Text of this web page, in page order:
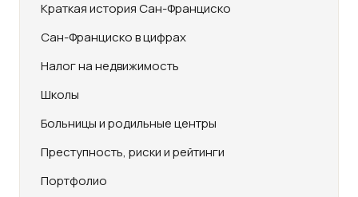
Краткая история Сан-Франциско
Сан-Франциско в цифрах
Налог на недвижимость
Школы
Больницы и родильные центры
Преступность, риски и рейтинги
Портфолио